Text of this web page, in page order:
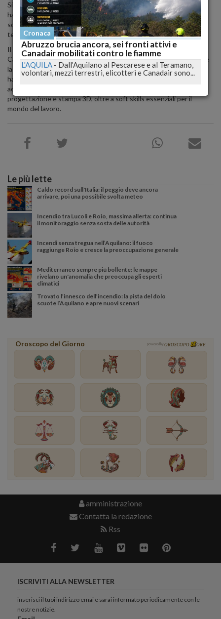
Siemens il 4 giugno. "Questo riconoscimento è un grande onore",
ha dichiarato Antonio Maffei, Direttore dell'ITS Academy,
sottolineando l'importanza di competere a livello nazionale con le
tecnologie avanzate applicate all'agricoltura.
Il progetto, sviluppato in collaborazione con l'azienda Elco di
Carsoli, rappresenta un esempio tangibile di come l'automazione e
la robotica possano favorire la sostenibilità agricola. Gli studenti
hanno lavorato per sei mesi alla realizzazione del prototipo,
acquisendo competenze avanzate in IoT, programmazione,
progettazione e stampa 3D, oltre a soft skills essenziali per il
mondo del lavoro.
Le più lette
Caldo record sull'Italia: il peggio deve ancora
arrivare, poi una possibile svolta meteo
Incendio tra Lucoli e Roio, massima allerta: continua
il monitoraggio senza sosta delle autorità
Incendi senza tregua nell’Aquilano: il fuoco
raggiunge Roio e cresce la preoccupazione generale
Mediterraneo sempre più bollente: le mappe
rivelano un'anomalia che preoccupa gli esperti
climatici
Trovato l’innesco dell’incendio: la pista del dolo
scuote l’Aquilano e apre nuovi scenari
Oroscopo del Giorno powered by OROSCOPO ORE
amministrazione
Contatta la redazione
Rss
ISCRIVITI ALLA NEWSLETTER
inserisci il tuoi indirizzo emai e sarai informato periodicamente con le
nostre notizie.
Cronaca
Abruzzo brucia ancora, sei fronti attivi e
Canadair mobilitati contro le fiamme
L'AQUILA - Dall’Aquilano al Pescarese e al Teramano,
volontari, mezzi terrestri, elicotteri e Canadair sono...